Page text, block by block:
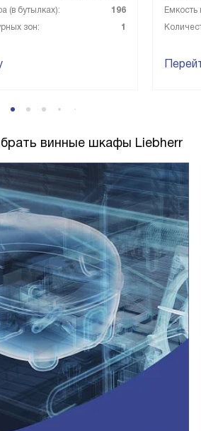
(в бутылках):
196
зон:
1
Емкость
винные шкафы Liebherr